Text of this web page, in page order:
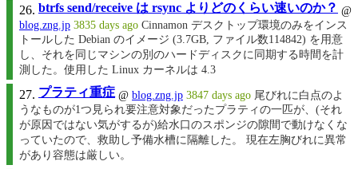
btrfs send/receive は rsync よりどのくらい速いのか？ @
blog.zng.jp 3835 days ago Cinnamon デスクトップ環境のみをインス
トールした Debian のイメージ (3.7GB, ファイル数114842) を用意
し、それを同じマシンの別のハードディスクに同期する時間を計
測した。使用した Linux カーネルは 4.3
プラティ重症 @ blog.zng.jp 3847 days ago 尾びれに白点のよ
うなものが1つ見られ要注意対象だったプラティの一匹が、(それ
が原因ではない気がするが)給水口のスポンジの隙間で動けなくな
っていたので、救助し予備水槽に隔離した。 現在左胸びれに異常
があり容態は厳しい。